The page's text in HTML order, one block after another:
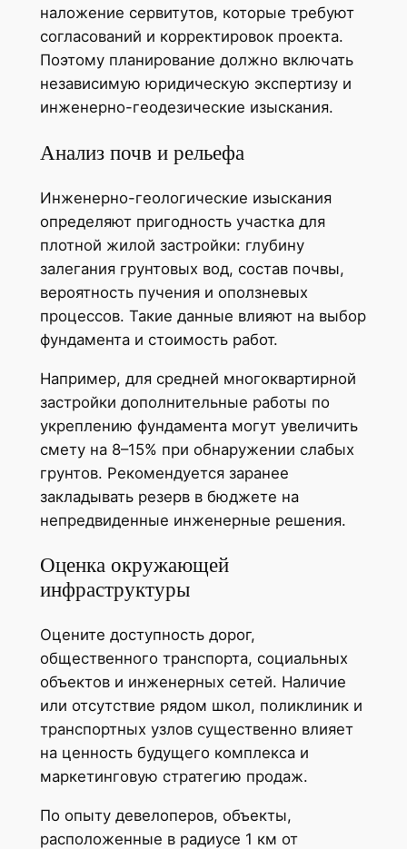
наложение сервитутов, которые требуют
согласований и корректировок проекта.
Поэтому планирование должно включать
независимую юридическую экспертизу и
инженерно-геодезические изыскания.
Анализ почв и рельефа
Инженерно-геологические изыскания
определяют пригодность участка для
плотной жилой застройки: глубину
залегания грунтовых вод, состав почвы,
вероятность пучения и оползневых
процессов. Такие данные влияют на выбор
фундамента и стоимость работ.
Например, для средней многоквартирной
застройки дополнительные работы по
укреплению фундамента могут увеличить
смету на 8–15% при обнаружении слабых
грунтов. Рекомендуется заранее
закладывать резерв в бюджете на
непредвиденные инженерные решения.
Оценка окружающей
инфраструктуры
Оцените доступность дорог,
общественного транспорта, социальных
объектов и инженерных сетей. Наличие
или отсутствие рядом школ, поликлиник и
транспортных узлов существенно влияет
на ценность будущего комплекса и
маркетинговую стратегию продаж.
По опыту девелоперов, объекты,
расположенные в радиусе 1 км от